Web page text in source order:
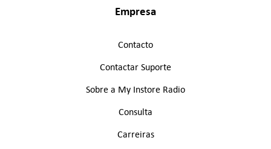
Empresa
Contacto
Contactar Suporte
Sobre a My Instore Radio
Consulta
Carreiras